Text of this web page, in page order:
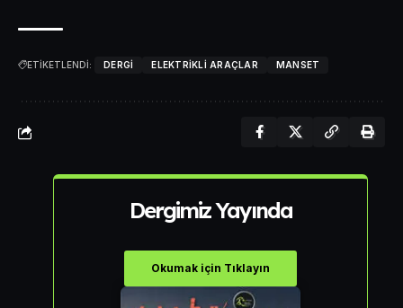
ETİKETLENDİ: DERGI ELEKTRIKLI ARAÇLAR MANSET
Dergimiz Yayında
Okumak için Tıklayın